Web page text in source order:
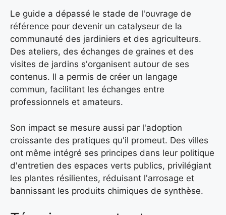
Le guide a dépassé le stade de l'ouvrage de
référence pour devenir un catalyseur de la
communauté des jardiniers et des agriculteurs.
Des ateliers, des échanges de graines et des
visites de jardins s'organisent autour de ses
contenus. Il a permis de créer un langage
commun, facilitant les échanges entre
professionnels et amateurs.
Son impact se mesure aussi par l'adoption
croissante des pratiques qu'il promeut. Des villes
ont même intégré ses principes dans leur politique
d'entretien des espaces verts publics, privilégiant
les plantes résilientes, réduisant l'arrosage et
bannissant les produits chimiques de synthèse.